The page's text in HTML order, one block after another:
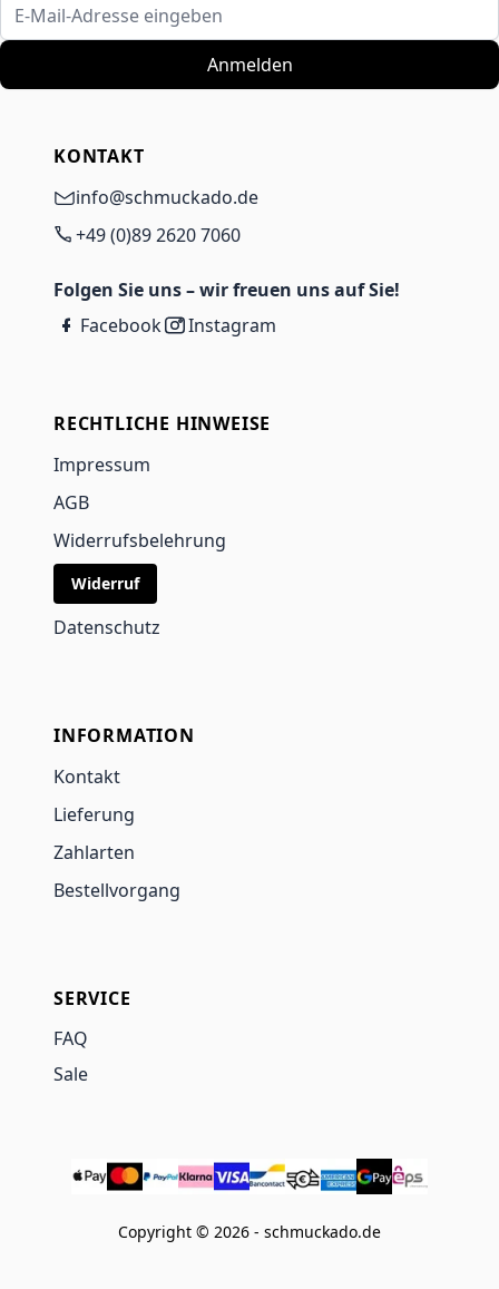
Anmelden
KONTAKT
info@schmuckado.de
+49 (0)89 2620 7060
Folgen Sie uns – wir freuen uns auf Sie!
Facebook
Instagram
RECHTLICHE HINWEISE
Impressum
AGB
Widerrufsbelehrung
Widerruf
Datenschutz
INFORMATION
Kontakt
Lieferung
Zahlarten
Bestellvorgang
SERVICE
FAQ
Sale
Copyright © 2026 - schmuckado.de